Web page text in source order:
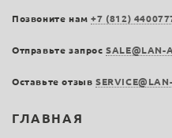
ГЛАВНАЯ
Позвоните нам+7 (812)
Отправьте запросSALE@LAN-
Оставьте отзыв